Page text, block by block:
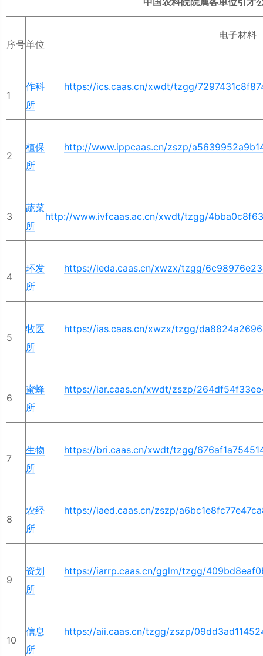
序号单位
电子材料
1
作科
所
https://ics.caas.cn/xwdt/tzgg/
2
植保
所
http://www.ippcaas.cn/zszp/
3
蔬菜
所
http://www.ivfcaas.ac.cn/xwdt/tzgg/
4
环发
所
https://ieda.caas.cn/xwzx/tzgg/
5
牧医
所
https://ias.caas.cn/xwzx/tzgg/
6
蜜蜂
所
https://iar.caas.cn/xwdt/zszp/
7
生物
所
https://bri.caas.cn/xwdt/tzgg/
8
农经
所
https://iaed.caas.cn/zszp/
9
资划
所
https://iarrp.caas.cn/gglm/tzgg/
10
信息
所
https://aii.caas.cn/tzgg/zszp/